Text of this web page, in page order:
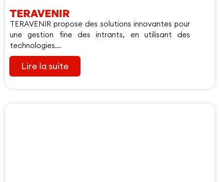
TERAVENIR
TERAVENIR propose des solutions innovantes pour
une gestion fine des intrants, en utilisant des
technologies...
Lire la suite